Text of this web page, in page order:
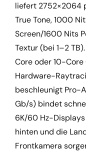
liefert 2752×2064
True Tone, 1000
Screen/1600 Nits
Textur (bei 1–2
Core oder 10-Core
Hardware-
beschleunigt Pro-
Gb/s) bindet
6K/60 Hz-Displays
hinten und die
Frontkamera